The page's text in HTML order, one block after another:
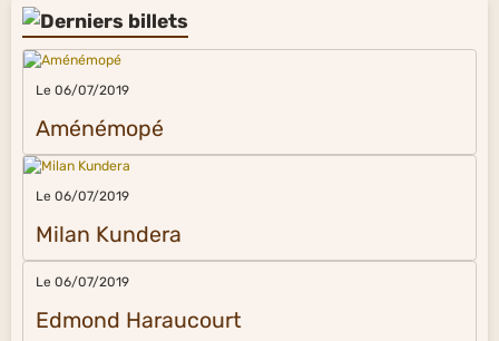
Le 06/07/2019
Aménémopé
Le 06/07/2019
Milan Kundera
Le 06/07/2019
Edmond Haraucourt